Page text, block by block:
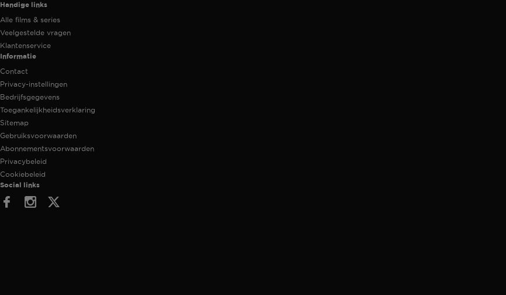
Handige links
Alle films & series
Veelgestelde vragen
Klantenservice
Informatie
Contact
Privacy-instellingen
Bedrijfsgegevens
Toegankelijkheidsverklaring
Sitemap
Gebruiksvoorwaarden
Abonnementsvoorwaarden
Privacybeleid
Cookiebeleid
Social links
FacebookInstagram